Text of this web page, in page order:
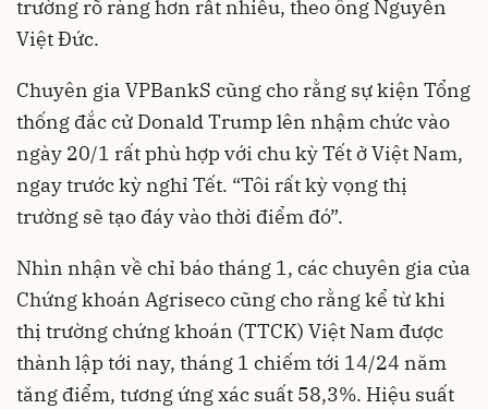
trường rõ ràng hơn rất nhiều, theo ông Nguyễn
Việt Đức.
Chuyên gia VPBankS cũng cho rằng sự kiện Tổng
thống đắc cử Donald Trump lên nhậm chức vào
ngày 20/1 rất phù hợp với chu kỳ Tết ở Việt Nam,
ngay trước kỳ nghỉ Tết. “Tôi rất kỳ vọng thị
trường sẽ tạo đáy vào thời điểm đó”.
Nhìn nhận về chỉ báo tháng 1, các chuyên gia của
Chứng khoán Agriseco cũng cho rằng kể từ khi
thị trường chứng khoán (TTCK) Việt Nam được
thành lập tới nay, tháng 1 chiếm tới 14/24 năm
tăng điểm, tương ứng xác suất 58,3%. Hiệu suất